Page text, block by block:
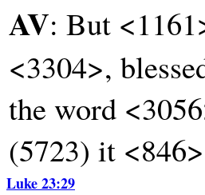
AV: But
<3304>,
the word
(5723) it
Luke 23:29